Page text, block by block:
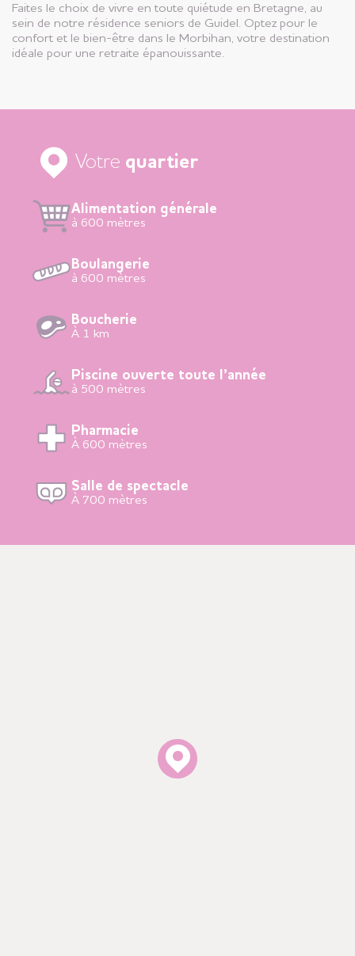
Faites le choix de vivre en toute quiétude en Bretagne, au
sein de notre résidence seniors de Guidel. Optez pour le
confort et le bien-être dans le Morbihan, votre destination
idéale pour une retraite épanouissante.
Votre quartier
Alimentation générale
à 600 mètres
Boulangerie
à 600 mètres
Boucherie
À 1 km
Piscine ouverte toute l’année
à 500 mètres
Pharmacie
À 600 mètres
Salle de spectacle
À 700 mètres